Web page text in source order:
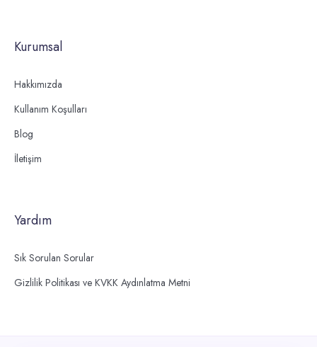
Kurumsal
Hakkımızda
Kullanım Koşulları
Blog
İletişim
Yardım
Sık Sorulan Sorular
Gizlilik Politikası ve KVKK Aydınlatma Metni